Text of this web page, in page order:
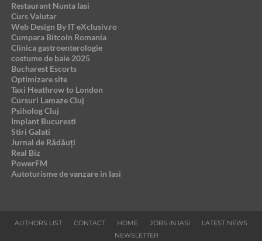
Restaurant Nunta Iasi
Curs Valutar
Web Design By IT eXclusiv.ro
Cumpara Bitcoin Romania
Clinica gastroenterologie
costume de baie 2025
Bucharest Escorts
Optimizare site
Taxi Heathrow to London
Cursuri Lamaze Cluj
Psiholog Cluj
Implant Bucuresti
Stiri Galati
Jurnal de Rădăuți
Real Biz
PowerFM
Autoturisme de vanzare in Iasi
AUTHORS LIST CONTACT HOME JOBS IN IASI
LATEST NEWS
NEWSLETTER